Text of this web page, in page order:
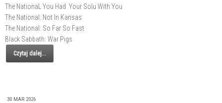
The NationaL You Had Your Solu With You
The National: Not In Kansas
The National: So Far So Fast
Black Sabbath: War Pigs
Czytaj dalej...
30 MAR 2026